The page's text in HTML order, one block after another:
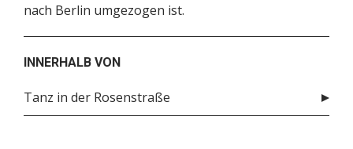
nach Berlin umgezogen ist.
INNERHALB VON
Tanz in der Rosenstraße